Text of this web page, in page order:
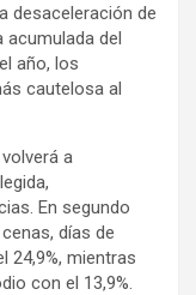
desaceleración de
acumulada del
año, los
cautelosa al
a
En segundo
días de
24,9%, mientras
con el 13,9%.